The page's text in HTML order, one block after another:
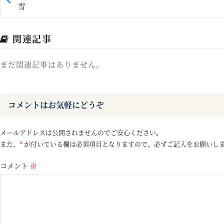
雪
関連記事
まだ関連記事はありません。
コメントはお気軽にどうぞ
メールアドレスは公開されませんのでご安心ください。
また、 * が付いている欄は必須項目となりますので、必ずご記入をお願いし
コメント ※